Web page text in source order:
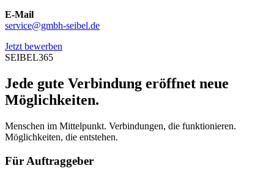
E-Mail
service@gmbh-seibel.de
Jetzt bewerben
SEIBEL365
Jede gute Verbindung eröffnet neue
Möglichkeiten.
Menschen im Mittelpunkt. Verbindungen, die funktionieren.
Möglichkeiten, die entstehen.
Für Auftraggeber